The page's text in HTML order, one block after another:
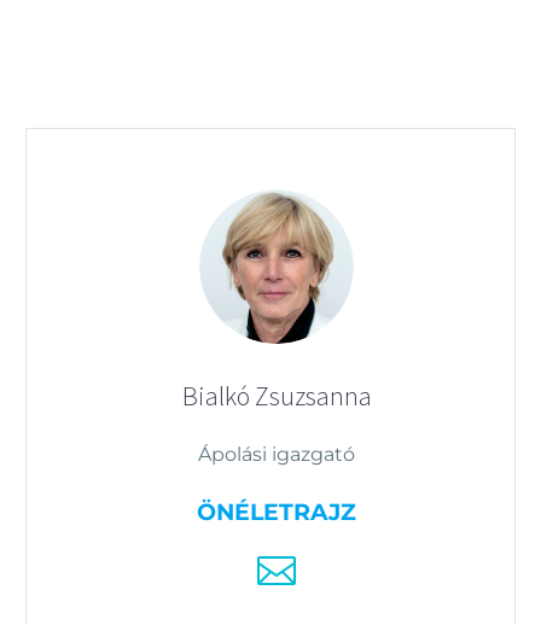
Bialkó Zsuzsanna
Ápolási igazgató
ÖNÉLETRAJZ